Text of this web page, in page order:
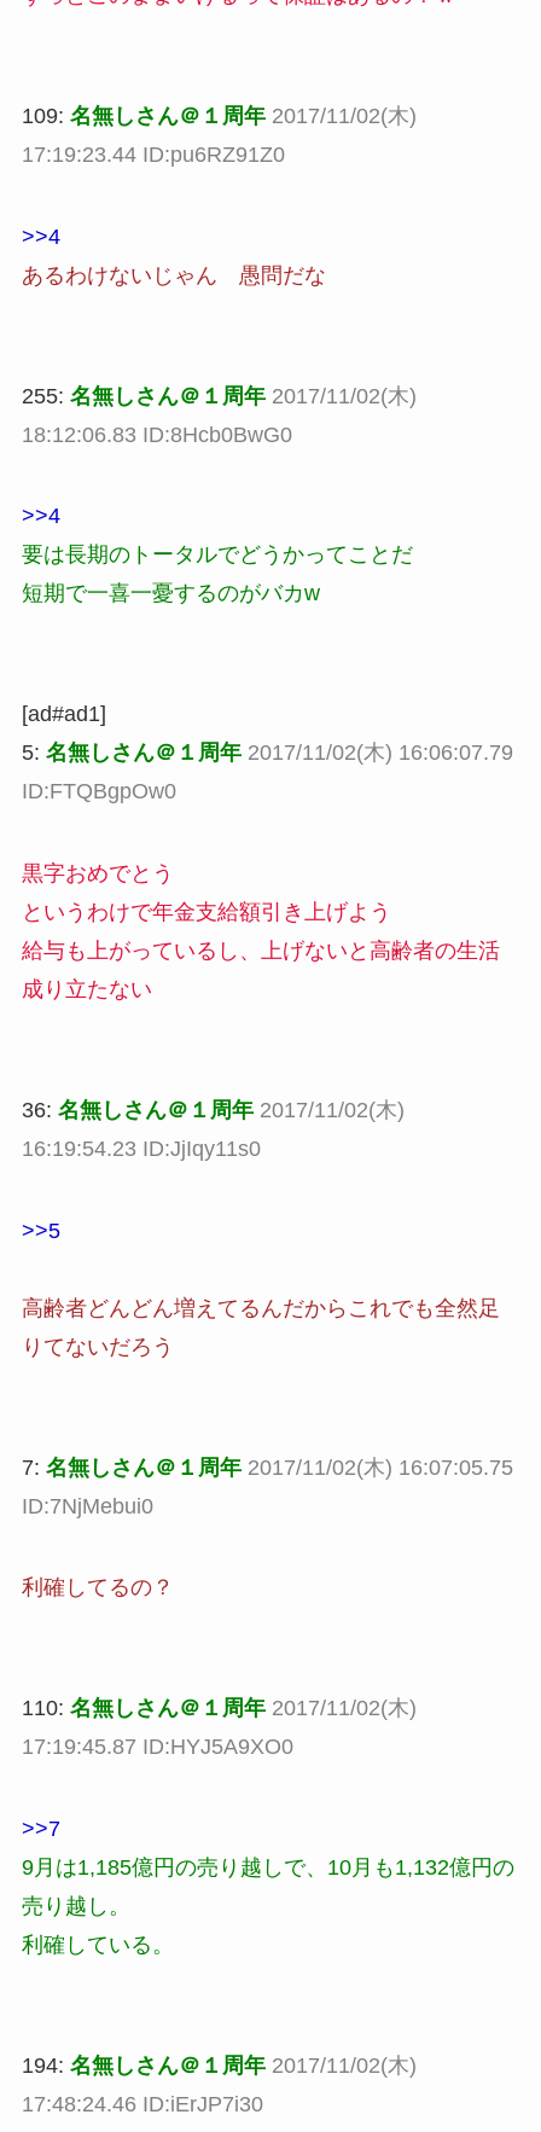
109: 名無しさん＠１周年 2017/11/02(木)
17:19:23.44 ID:pu6RZ91Z0
>>4
あるわけないじゃん 愚問だな
255: 名無しさん＠１周年 2017/11/02(木)
18:12:06.83 ID:8Hcb0BwG0
>>4
要は長期のトータルでどうかってことだ
短期で一喜一憂するのがバカw
[ad#ad1]
5: 名無しさん＠１周年 2017/11/02(木) 16:06:07.79
ID:FTQBgpOw0
黒字おめでとう
というわけで年金支給額引き上げよう
給与も上がっているし、上げないと高齢者の生活
成り立たない
36: 名無しさん＠１周年 2017/11/02(木)
16:19:54.23 ID:JjIqy11s0
>>5
高齢者どんどん増えてるんだからこれでも全然足
りてないだろう
7: 名無しさん＠１周年 2017/11/02(木) 16:07:05.75
ID:7NjMebui0
利確してるの？
110: 名無しさん＠１周年 2017/11/02(木)
17:19:45.87 ID:HYJ5A9XO0
>>7
9月は1,185億円の売り越しで、10月も1,132億円の
売り越し。
利確している。
194: 名無しさん＠１周年 2017/11/02(木)
17:48:24.46 ID:iErJP7i30